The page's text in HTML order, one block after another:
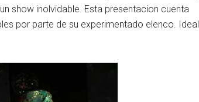
show inolvidable. Esta presentacion cuenta
por parte de su experimentado elenco. Ideal